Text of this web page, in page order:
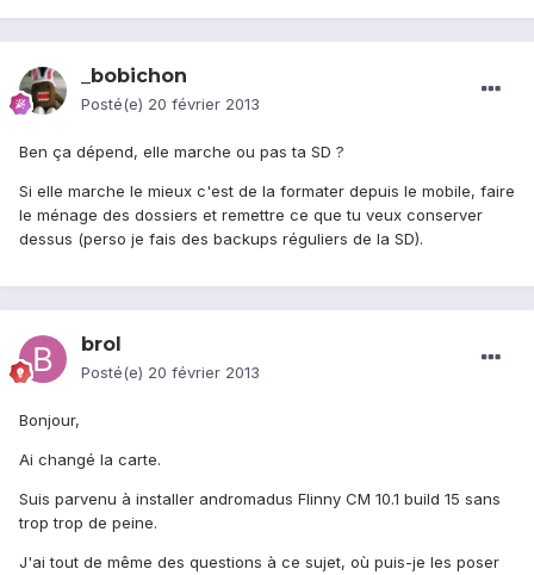
_bobichon
Posté(e) 20 février 2013
Ben ça dépend, elle marche ou pas ta SD ?
Si elle marche le mieux c'est de la formater depuis le mobile, faire
le ménage des dossiers et remettre ce que tu veux conserver
dessus (perso je fais des backups réguliers de la SD).
brol
Posté(e) 20 février 2013
Bonjour,
Ai changé la carte.
Suis parvenu à installer andromadus Flinny CM 10.1 build 15 sans
trop trop de peine.
J'ai tout de même des questions à ce sujet, où puis-je les poser